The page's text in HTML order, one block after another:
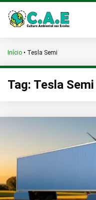
Início • Tesla Semi
Tag: Tesla Semi